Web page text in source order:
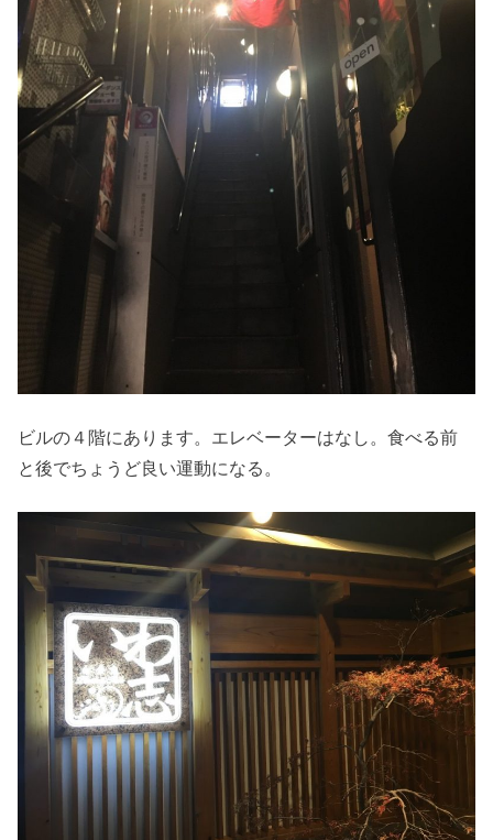
ビルの４階にあります。エレベーターはなし。食べる前
と後でちょうど良い運動になる。